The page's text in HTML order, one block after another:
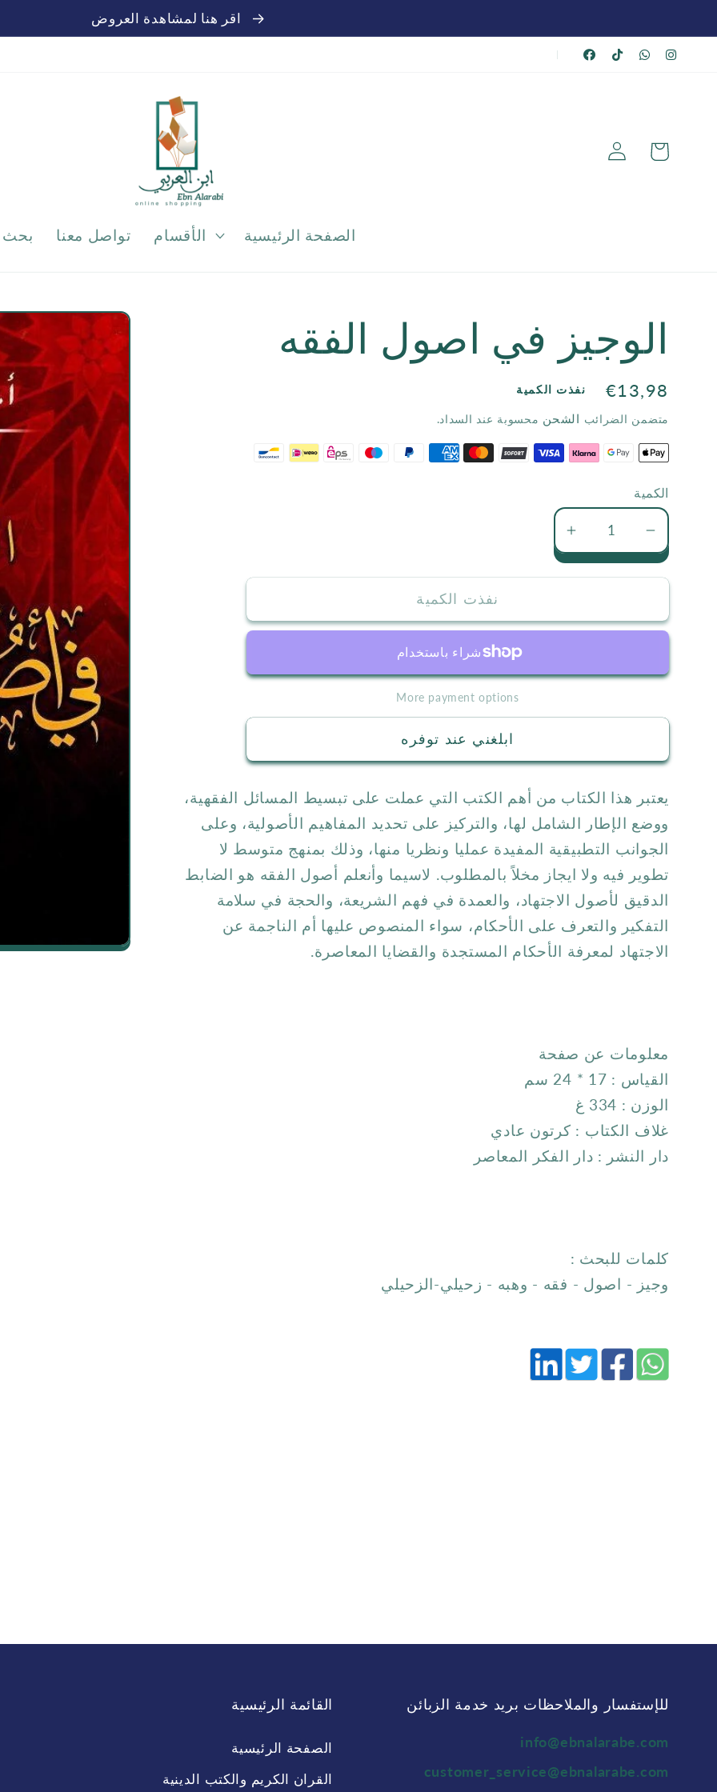
|
الصفحة الرئيسية الأقسام تواصل معنا بحث
تسجيل
الدخول
عربة
الشراء
الوجيز في اصول الفقه
السعر
الاعتيادي
€13,98 نفذت الكمية
متضمن الضرائب الشحن محسوبة عند السداد.
الكمية
في
الفقه
زيادة
في
الفقه
نفذت الكمية
More payment options
ابلغني عند توفره
يعتبر هذا الكتاب من أهم الكتب التي عملت على تبسيط المسائل الفقهية،
ووضع الإطار الشامل لها، والتركيز على تحديد المفاهيم الأصولية، وعلى
الجوانب التطبيقية المفيدة عمليا ونظريا منها، وذلك بمنهج متوسط لا
تطوير فيه ولا ايجاز مخلاً بالمطلوب. لاسيما وأنعلم أصول الفقه هو الضابط
الدقيق لأصول الاجتهاد، والعمدة في فهم الشريعة، والحجة في سلامة
التفكير والتعرف على الأحكام، سواء المنصوص عليها أم الناجمة عن
الاجتهاد لمعرفة الأحكام المستجدة والقضايا المعاصرة.
معلومات عن صفحة
القياس : 17 * 24 سم
الوزن : 334 غ
غلاف الكتاب : كرتون عادي
دار النشر : دار الفكر المعاصر
كلمات للبحث :
وجيز - اصول - فقه - وهبه - زحيلي-الزحيلي
القائمة الرئيسية
الصفحة الرئيسية
القران الكريم والكتب الدينية
للإستفسار والملاحظات بريد خدمة الزبائن
info@ebnalarabe.com
customer_service@ebnalarabe.com